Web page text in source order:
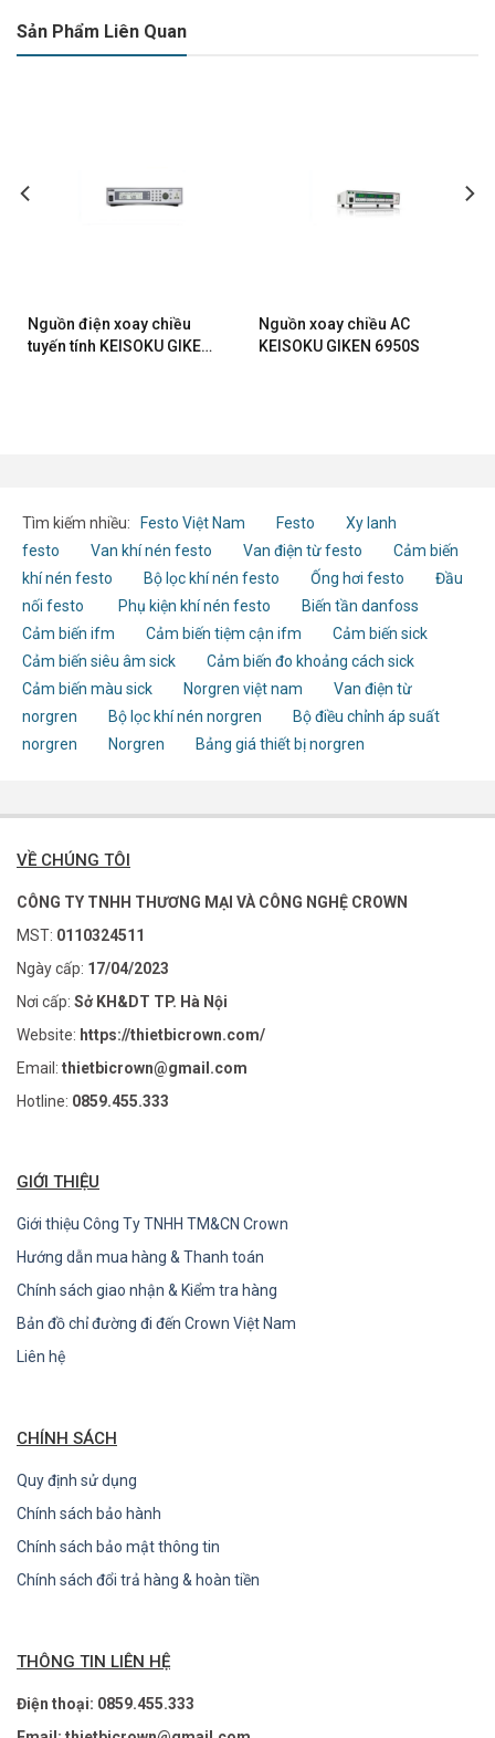
Sản Phẩm Liên Quan
Nguồn điện xoay chiều
tuyến tính KEISOKU GIKEN
Nguồn xoay chiều AC
KEISOKU GIKEN 6950S
Tìm kiếm nhiều: Festo Việt Nam Festo
Xy lanh
festo
Van khí nén festo Van điện từ festo
Cảm biến
khí nén festo
Bộ lọc khí nén festo Ống hơi festo
Đầu
nối festo
Phụ kiện khí nén festo
Biến tần danfoss
Cảm biến ifm
Cảm biến tiệm cận ifm
Cảm biến sick
Cảm biến siêu âm sick
Cảm biến đo khoảng cách sick
Cảm biến màu sick
Norgren việt nam
Van điện từ
norgren
Bộ lọc khí nén norgren
Bộ điều chỉnh áp suất
norgren
Norgren Bảng giá thiết bị norgren
VỀ CHÚNG TÔI
CÔNG TY TNHH THƯƠNG MẠI VÀ CÔNG NGHỆ CROWN
MST: 0110324511
Ngày cấp: 17/04/2023
Nơi cấp: Sở KH&DT TP. Hà Nội
Website: https://thietbicrown.com/
Email: thietbicrown@gmail.com
Hotline: 0859.455.333
GIỚI THIỆU
Giới thiệu Công Ty TNHH TM&CN Crown
Hướng dẫn mua hàng & Thanh toán
Chính sách giao nhận & Kiểm tra hàng
Bản đồ chỉ đường đi đến Crown Việt Nam
Liên hệ
CHÍNH SÁCH
Quy định sử dụng
Chính sách bảo hành
Chính sách bảo mật thông tin
Chính sách đổi trả hàng & hoàn tiền
THÔNG TIN LIÊN HỆ
Điện thoại: 0859.455.333